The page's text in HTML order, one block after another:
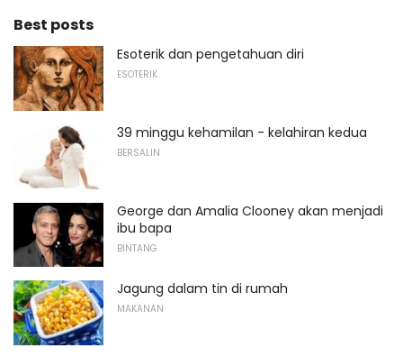
Best posts
Esoterik dan pengetahuan diri
ESOTERIK
39 minggu kehamilan - kelahiran kedua
BERSALIN
George dan Amalia Clooney akan menjadi
ibu bapa
BINTANG
Jagung dalam tin di rumah
MAKANAN